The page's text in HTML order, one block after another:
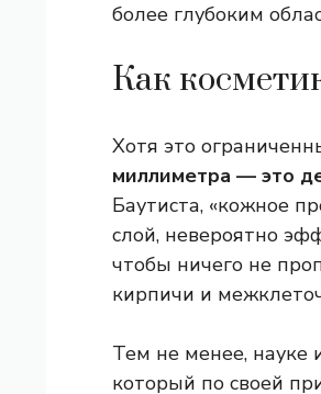
более глубоким
Как
Хотя это
миллиметра — это
Баутиста, «кожное
слой, невероятно
чтобы ничего не
кирпичи и
Тем не менее, науке
который по своей